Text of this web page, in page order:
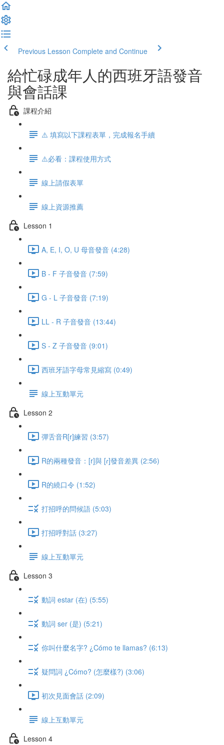
Previous Lesson Complete and Continue
給忙碌成年人的西班牙語發音
與會話課
課程介紹
⚠️ 填寫以下課程表單，完成報名手續
⚠️必看：課程使用方式
線上請假表單
線上資源推薦
Lesson 1
A, E, I, O, U 母音發音 (4:28)
B - F 子音發音 (7:59)
G - L 子音發音 (7:19)
LL - R 子音發音 (13:44)
S - Z 子音發音 (9:01)
西班牙語字母常見縮寫 (0:49)
線上互動單元
Lesson 2
彈舌音R[r]練習 (3:57)
R的兩種發音：[r]與 [ɾ]發音差異 (2:56)
R的繞口令 (1:52)
打招呼的問候語 (5:03)
打招呼對話 (3:27)
線上互動單元
Lesson 3
動詞 estar (在) (5:55)
動詞 ser (是) (5:21)
你叫什麼名字? ¿Cómo te llamas? (6:13)
疑問詞 ¿Cómo? (怎麼樣?) (3:06)
初次見面會話 (2:09)
線上互動單元
Lesson 4